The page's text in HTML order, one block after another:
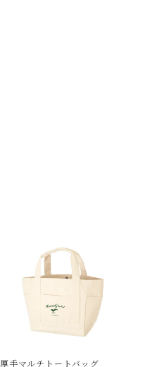
厚手マルチトートバッグ